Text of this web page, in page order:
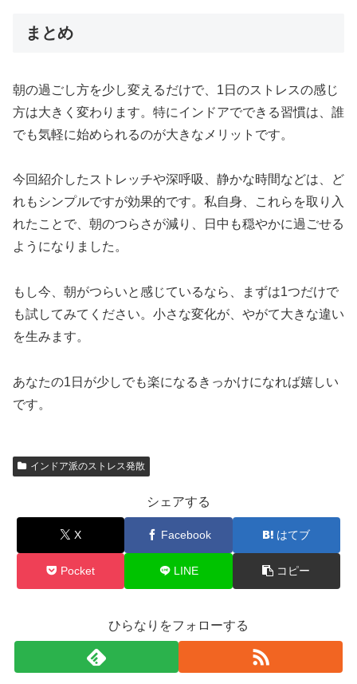
まとめ
朝の過ごし方を少し変えるだけで、1日のストレスの感じ
方は大きく変わります。特にインドアでできる習慣は、誰
でも気軽に始められるのが大きなメリットです。
今回紹介したストレッチや深呼吸、静かな時間などは、ど
れもシンプルですが効果的です。私自身、これらを取り入
れたことで、朝のつらさが減り、日中も穏やかに過ごせる
ようになりました。
もし今、朝がつらいと感じているなら、まずは1つだけで
も試してみてください。小さな変化が、やがて大きな違い
を生みます。
あなたの1日が少しでも楽になるきっかけになれば嬉しい
です。
インドア派のストレス発散
シェアする
X Facebook はてブ
Pocket LINE コピー
ひらなりをフォローする